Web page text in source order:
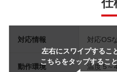
左右にスワイプするこ
こちらをタップするこ
対応情報 対応OS
動作環境 温度 5～